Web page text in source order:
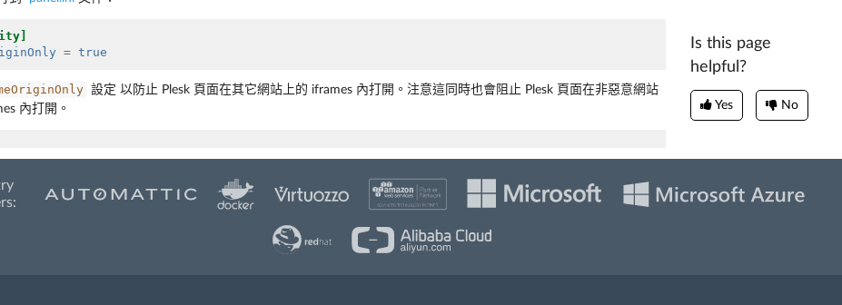
= true
設定 以防止 Plesk 頁面在其它網站上的 iframes 內打開。注意這同時也會阻止 Plesk 頁面在非惡意網站
內打開。
Is this page
helpful?
Yes No